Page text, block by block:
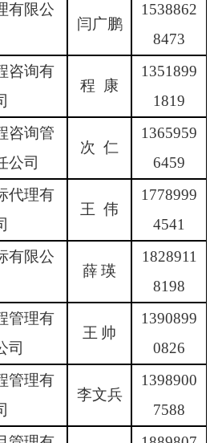
有限公
闫广鹏
1538862
8473
咨询有
程 康
1351899
1819
咨询管
公司
次 仁
1365959
6459
代理有
王 伟
1778999
4541
有限公
薛 瑛
1828911
8198
管理有
司
王 帅
1390899
0826
管理有
李文兵
1398900
7588